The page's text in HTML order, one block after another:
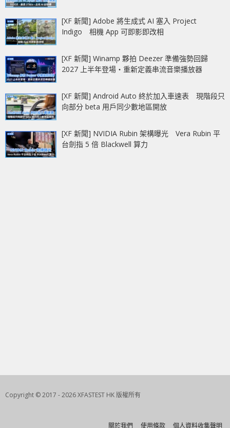
[XF 新聞] Adobe 將生成式 AI 塞入 Project
Indigo 相機 App 可即影即改相
[XF 新聞] Winamp 夥拍 Deezer 準備強勢回歸
2027 上半年登場‧重新定義串流音樂播放器
[XF 新聞] Android Auto 終於加入車速表 現階段只
向部分 beta 用戶同少數地區開放
[XF 新聞] NVIDIA Rubin 架構曝光 Vera Rubin 平
台劍指 5 倍 Blackwell 算力
Copyright © 2017 - 2026 XFASTEST HK 版權所有
關於我們 使用條款 個人資料收集聲明